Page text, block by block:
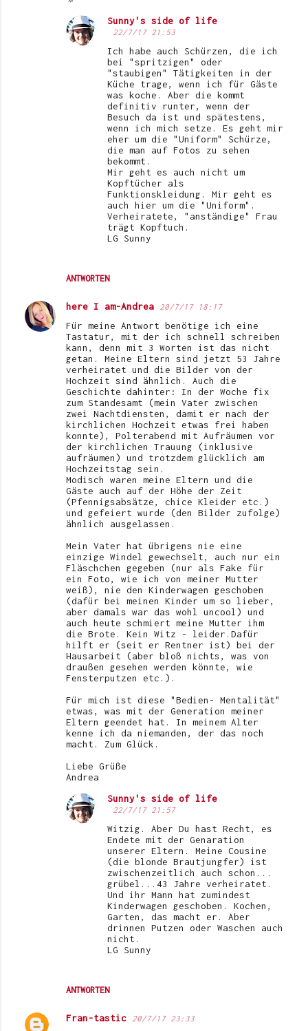
ANTWORTEN
Sunny's side of life
22/7/17 21:53
Ich habe auch Schürzen, die ich
bei "spritzigen" oder
"staubigen" Tätigkeiten in der
Küche trage, wenn ich für Gäste
was koche. Aber die kommt
definitiv runter, wenn der
Besuch da ist und spätestens,
wenn ich mich setze. Es geht mir
eher um die "Uniform" Schürze,
die man auf Fotos zu sehen
bekommt.
Mir geht es auch nicht um
Kopftücher als
Funktionskleidung. Mir geht es
auch hier um die "Uniform".
Verheiratete, "anständige" Frau
trägt Kopftuch.
LG Sunny
here I am-Andrea 20/7/17 18:17
Für meine Antwort benötige ich eine
Tastatur, mit der ich schnell schreiben
kann, denn mit 3 Worten ist das nicht
getan. Meine Eltern sind jetzt 53 Jahre
verheiratet und die Bilder von der
Hochzeit sind ähnlich. Auch die
Geschichte dahinter: In der Woche fix
zum Standesamt (mein Vater zwischen
zwei Nachtdiensten, damit er nach der
kirchlichen Hochzeit etwas frei haben
konnte), Polterabend mit Aufräumen vor
der kirchlichen Trauung (inklusive
aufräumen) und trotzdem glücklich am
Hochzeitstag sein.
Modisch waren meine Eltern und die
Gäste auch auf der Höhe der Zeit
(Pfennigsabsätze, chice Kleider etc.)
und gefeiert wurde (den Bilder zufolge)
ähnlich ausgelassen.
Mein Vater hat übrigens nie eine
einzige Windel gewechselt, auch nur ein
Fläschchen gegeben (nur als Fake für
ein Foto, wie ich von meiner Mutter
weiß), nie den Kinderwagen geschoben
(dafür bei meinen Kinder um so lieber,
aber damals war das wohl uncool) und
auch heute schmiert meine Mutter ihm
die Brote. Kein Witz - leider.Dafür
hilft er (seit er Rentner ist) bei der
Hausarbeit (aber bloß nichts, was von
draußen gesehen werden könnte, wie
Fensterputzen etc.).
Für mich ist diese "Bedien- Mentalität"
etwas, was mit der Generation meiner
Eltern geendet hat. In meinem Alter
kenne ich da niemanden, der das noch
macht. Zum Glück.
Liebe Grüße
Andrea
ANTWORTEN
Sunny's side of life
22/7/17 21:57
Witzig. Aber Du hast Recht, es
Endete mit der Genaration
unserer Eltern. Meine Cousine
(die blonde Brautjungfer) ist
zwischenzeitlich auch schon...
grübel...43 Jahre verheiratet.
Und ihr Mann hat zumindest
Kinderwagen geschoben. Kochen,
Garten, das macht er. Aber
drinnen Putzen oder Waschen auch
nicht.
LG Sunny
Fran-tastic 20/7/17 23:33